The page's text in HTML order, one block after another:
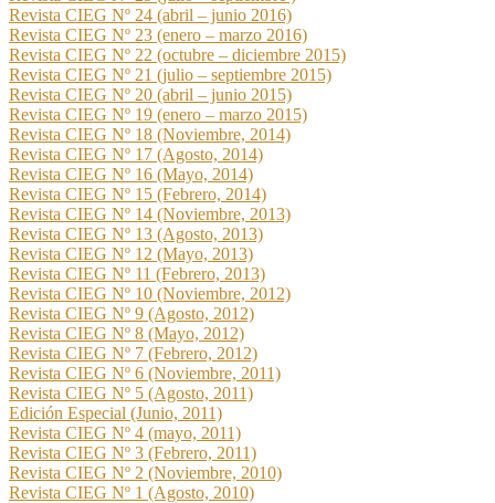
Revista CIEG Nº 1 (Agosto, 2010)
Revista CIEG Nº 2 (Noviembre, 2010)
Revista CIEG Nº 3 (Febrero, 2011)
Revista CIEG Nº 4 (mayo, 2011)
Edición Especial (Junio, 2011)
Revista CIEG Nº 5 (Agosto, 2011)
Revista CIEG Nº 6 (Noviembre, 2011)
Revista CIEG Nº 7 (Febrero, 2012)
Revista CIEG Nº 8 (Mayo, 2012)
Revista CIEG Nº 9 (Agosto, 2012)
Revista CIEG Nº 10 (Noviembre, 2012)
Revista CIEG Nº 11 (Febrero, 2013)
Revista CIEG Nº 12 (Mayo, 2013)
Revista CIEG Nº 13 (Agosto, 2013)
Revista CIEG Nº 14 (Noviembre, 2013)
Revista CIEG Nº 15 (Febrero, 2014)
Revista CIEG Nº 16 (Mayo, 2014)
Revista CIEG Nº 17 (Agosto, 2014)
Revista CIEG Nº 18 (Noviembre, 2014)
Revista CIEG Nº 19 (enero – marzo 2015)
Revista CIEG Nº 20 (abril – junio 2015)
Revista CIEG Nº 21 (julio – septiembre 2015)
Revista CIEG Nº 22 (octubre – diciembre 2015)
Revista CIEG Nº 23 (enero – marzo 2016)
Revista CIEG Nº 24 (abril – junio 2016)